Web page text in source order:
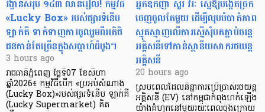
រង្វាន់សរុប ១៤៣ លានរៀល! កម្មវិធី
«Lucky Box» របស់ផ្សារទំនើប
ឡាក់គី ទាក់ទាញការចូលរួមពីអតិថិ
ជនកាន់តែច្រើនក្នុងសប្តាហ៍ដំបូង។
3 hours ago
រាជធានីភ្នំពេញ ថ្ងៃទី07 ខែសីហា
ឆ្នាំ2026៖ កម្មវិធីបើក «ប្រអប់សំណាង
(Lucky Box)»របស់ផ្សារទំនើប ឡាក់គី
(Lucky Supermarket) គិត
អ្នកឧកញ៉ា សួរ វីរៈ ស្នើឱ្យបង្កើតច្រក
ចេញចូលតែមួយ ដើម្បីលុបបំបាត់ភាព
ស្មុគស្មាញលើការស្នើសុំបតភ្ជាប់ចរន្ត
អគ្គិសនីទៅកាន់ស្ថានីយសាករថយន្ត
អគ្គិសនី
20 hours ago
ស្របពេលដែលនិន្នាការប្រើប្រាស់រថយន្ត
អគ្គិសនី (EV) នៅកម្ពុជាកំពុងហក់ឡើង
យ៉ាងគំហុកនៅមួយរយៈពេលចុងក្រោយ